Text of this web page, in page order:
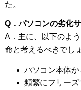
た。
Q．パソコンの劣化
A．主に、以下のよ
命と考えるべきでし
パソコン本体か
頻繁にフリー